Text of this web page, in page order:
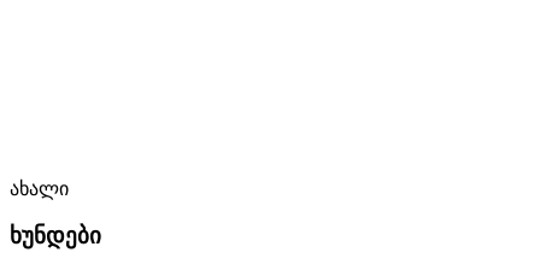
ახალი
ხუნდები